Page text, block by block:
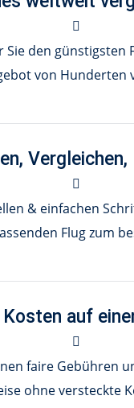
den günstigsten
von Hunderten
Vergleichen,
& einfachen
Flug zum
auf
faire Gebühren
ohne versteckte